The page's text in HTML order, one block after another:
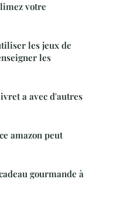
votre
les jeux de
les
a avec d'autres
amazon peut
gourmande à